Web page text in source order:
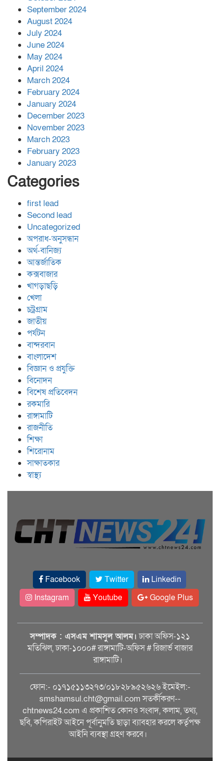
সহায়তা দিলেন সাচিং প্রু জেরী
September 2024
August 2024
July 2024
June 2024
May 2024
April 2024
March 2024
February 2024
January 2024
December 2023
November 2023
March 2023
February 2023
January 2023
Categories
first lead
Second lead
Uncategorized
অপরাধ-অনুসন্ধান
অর্থ-বানিজ্য
আন্তর্জাতিক
কক্সবাজার
খাগড়াছড়ি
খেলা
চট্রগ্রাম
জাতীয়
পর্যটন
বান্দরবান
বাংলাদেশ
বিজ্ঞান ও প্রযুক্তি
বিনোদন
বিশেষ প্রতিবেদন
রকমারি
রাঙ্গামাটি
রাজনীতি
শিক্ষা
শিরোনাম
সাক্ষাতকার
স্বাস্থ্য
Facebook Twitter
Linkedin
Instagram
Youtube Google Plus
সম্পাদক : এসএম শামসুল আলম। ঢাকা অফিস-১২১
মতিঝিল, ঢাকা-১০০০# রাঙ্গামাটি-অফিস # রিজার্ভ বাজার
রাঙ্গামাটি।
ফোন:- ০১৭১৫১১৩২৭৩/০১৮২৮৯৫২৬২৬ ইমেইল:-
smshamsul.cht@gmail.com সতর্কীকরণ--
chtnews24.com এ প্রকাশিত কোনও সংবাদ, কলাম, তথ্য,
ছবি, কপিরাইট আইনে পূর্বানুমতি ছাড়া ব্যাবহার করলে কর্তৃপক্ষ
আইনি ব্যবস্থা গ্রহণ করবে।